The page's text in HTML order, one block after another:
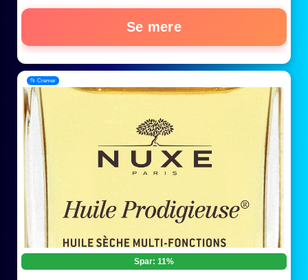
Se mere
📂 Cremer
Spar: 11%